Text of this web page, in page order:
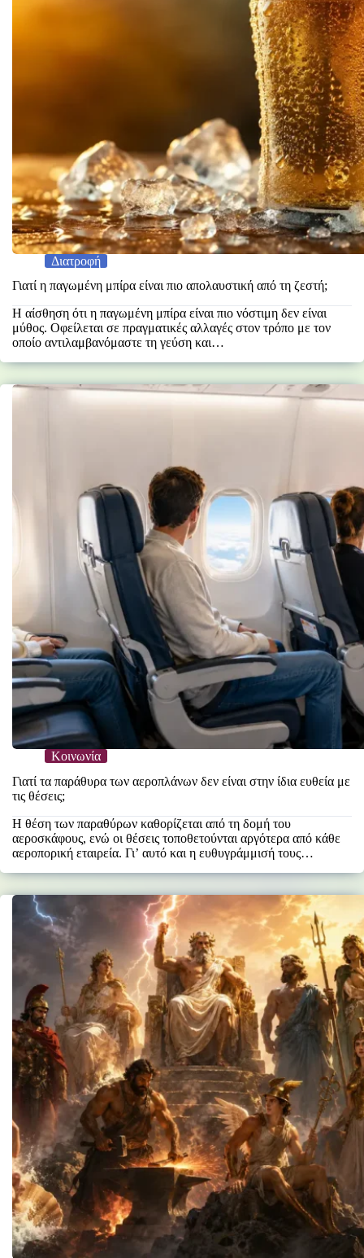
Διατροφή
Γιατί η παγωμένη μπίρα είναι πιο απολαυστική από τη ζεστή;
Η αίσθηση ότι η παγωμένη μπίρα είναι πιο νόστιμη δεν είναι
μύθος. Οφείλεται σε πραγματικές αλλαγές στον τρόπο με τον
οποίο αντιλαμβανόμαστε τη γεύση και…
Κοινωνία
Γιατί τα παράθυρα των αεροπλάνων δεν είναι στην ίδια ευθεία με
τις θέσεις;
Η θέση των παραθύρων καθορίζεται από τη δομή του
αεροσκάφους, ενώ οι θέσεις τοποθετούνται αργότερα από κάθε
αεροπορική εταιρεία. Γι’ αυτό και η ευθυγράμμισή τους…